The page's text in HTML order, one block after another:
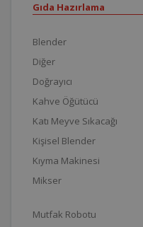
Gıda Hazırlama
Blender
Diğer
Doğrayıcı
Kahve Öğütücü
Katı Meyve Sıkacağı
Kişisel Blender
Kıyma Makinesi
Mikser
Mutfak Robotu